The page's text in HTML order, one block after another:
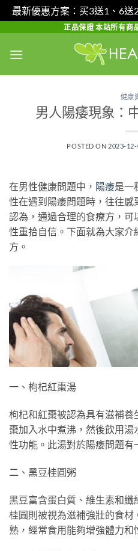
最新優惠方案：买3送1、6送
content
正品保證 本站所有商
健康
男人陽痿現象：
POSTED ON 2023-12-
在男性健康問題中， 陽痿是一
性在遇到陽痿問題時，往往
認為，通過合理的食療方，可
性重拾自信。下面就為大家
方。
一、枸杞紅棗湯
枸杞和紅棗被認為具有滋補
棗加入水中煮沸，然後飲用
性功能。此湯對於陽痿問題有
二、黑豆桂圓粥
黑豆富含蛋白質、維生素和纖
桂圓則被視為滋補強壯的食
熟，經常食用能夠增強體力和